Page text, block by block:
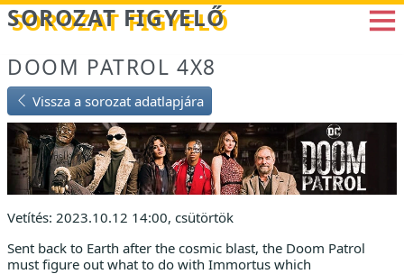
Betöltés...
SOROZAT FIGYELŐ
DOOM PATROL 4X8
Vissza a sorozat adatlapjára
Vetítés: 2023.10.12 14:00, csütörtök
Sent back to Earth after the cosmic blast, the Doom Patrol
must figure out what to do with Immortus which